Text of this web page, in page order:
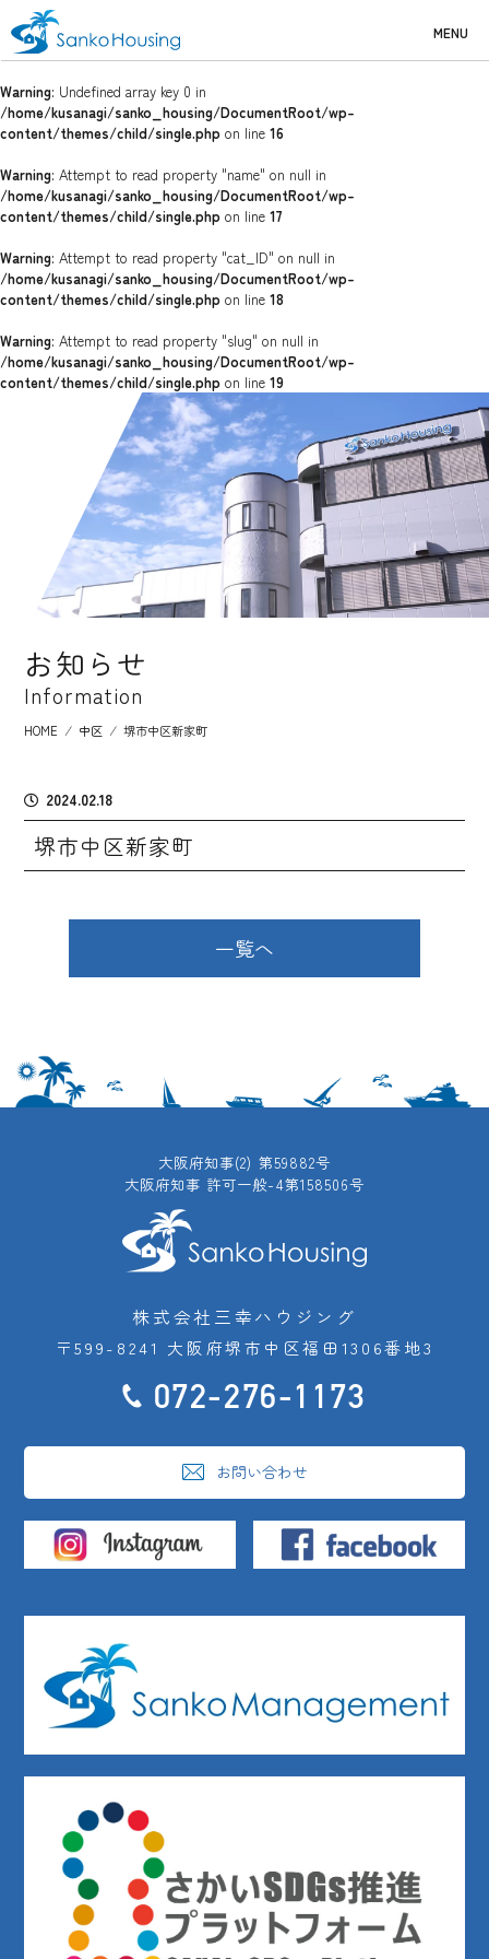
MENU
Warning: Undefined array key 0 in
/home/kusanagi/sanko_housing/DocumentRoot/wp-
content/themes/child/single.php on line 16
Warning: Attempt to read property "name" on null in
/home/kusanagi/sanko_housing/DocumentRoot/wp-
content/themes/child/single.php on line 17
Warning: Attempt to read property "cat_ID" on null in
/home/kusanagi/sanko_housing/DocumentRoot/wp-
content/themes/child/single.php on line 18
Warning: Attempt to read property "slug" on null in
/home/kusanagi/sanko_housing/DocumentRoot/wp-
content/themes/child/single.php on line 19
お知らせ
Information
HOME ⁄ 中区 ⁄ 堺市中区新家町
2024.02.18
堺市中区新家町
一覧へ
大阪府知事(2) 第59882号
大阪府知事 許可一般-4第158506号
株式会社三幸ハウジング
〒599-8241 大阪府堺市中区福田1306番地3
072-276-1173
お問い合わせ